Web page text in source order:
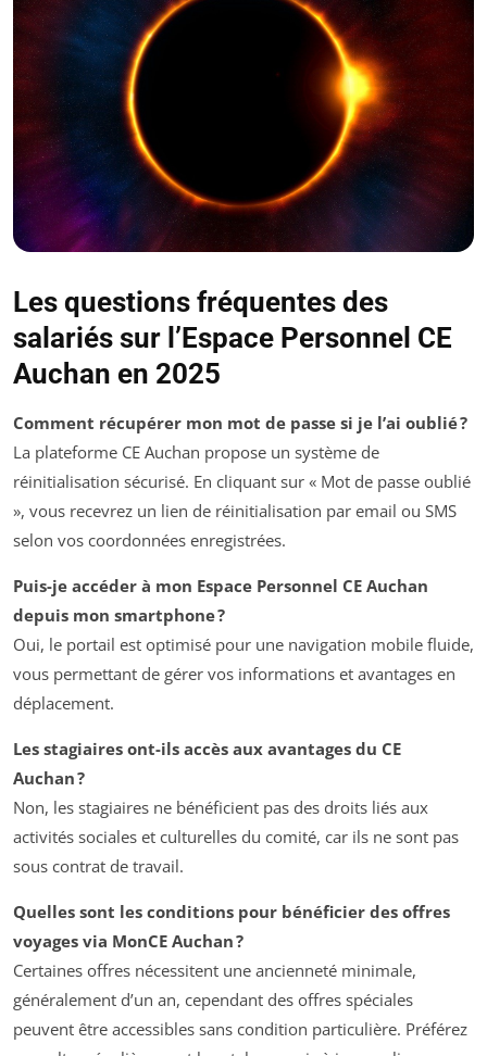
Les questions fréquentes des
salariés sur l’Espace Personnel CE
Auchan en 2025
Comment récupérer mon mot de passe si je l’ai oublié ?
La plateforme CE Auchan propose un système de
réinitialisation sécurisé. En cliquant sur « Mot de passe oublié
», vous recevrez un lien de réinitialisation par email ou SMS
selon vos coordonnées enregistrées.
Puis-je accéder à mon Espace Personnel CE Auchan
depuis mon smartphone ?
Oui, le portail est optimisé pour une navigation mobile fluide,
vous permettant de gérer vos informations et avantages en
déplacement.
Les stagiaires ont-ils accès aux avantages du CE
Auchan ?
Non, les stagiaires ne bénéficient pas des droits liés aux
activités sociales et culturelles du comité, car ils ne sont pas
sous contrat de travail.
Quelles sont les conditions pour bénéficier des offres
voyages via MonCE Auchan ?
Certaines offres nécessitent une ancienneté minimale,
généralement d’un an, cependant des offres spéciales
peuvent être accessibles sans condition particulière. Préférez